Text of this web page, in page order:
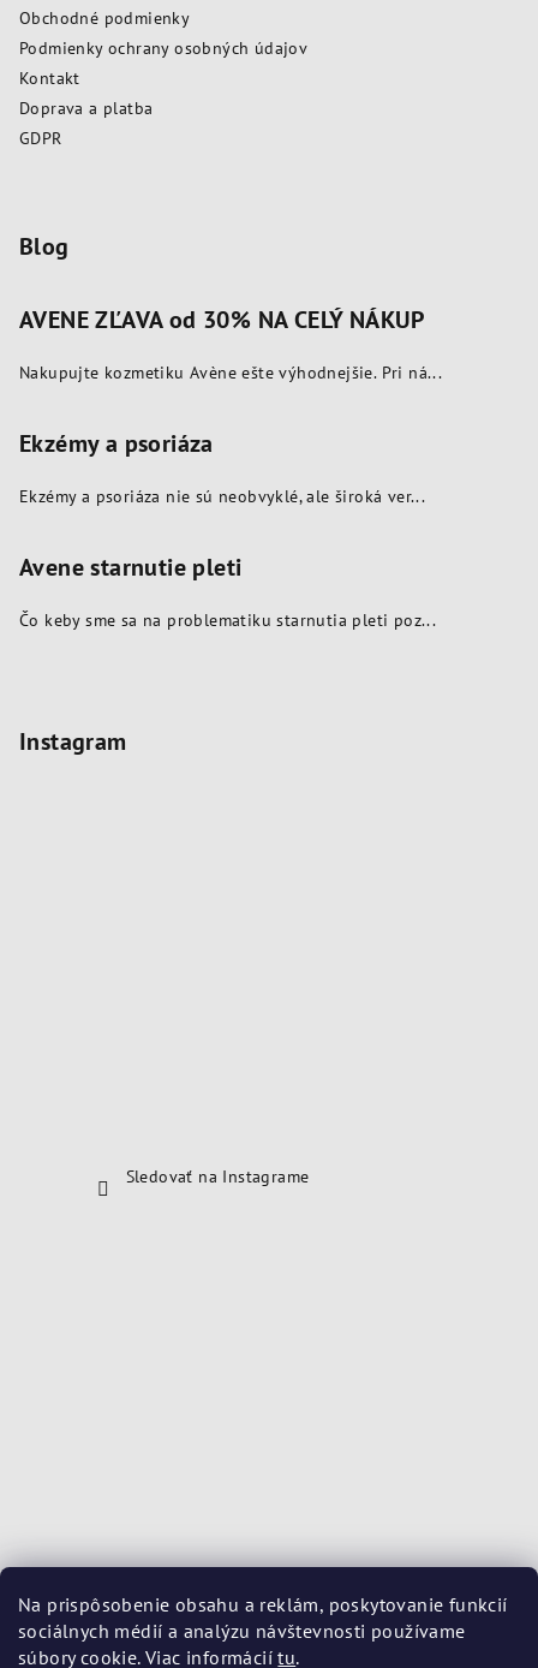
Na prispôsobenie obsahu a reklám, poskytovanie funkcií
sociálnych médií a analýzu návštevnosti používame
súbory cookie. Viac informáciítu.
r
Obchodné podmienky
Podmienky ochrany osobných údajov
Kontakt
Doprava a platba
GDPR
Blog
AVENE ZĽAVA od 30% NA CELÝ NÁKUP
Nakupujte kozmetiku Avène ešte výhodnejšie. Pri ná...
Ekzémy a psoriáza
Ekzémy a psoriáza nie sú neobvyklé, ale široká ver...
Avene starnutie pleti
Čo keby sme sa na problematiku starnutia pleti poz...
Instagram
Sledovať na Instagrame